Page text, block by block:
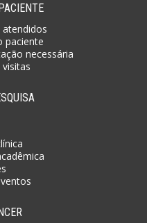
paciente
necessária